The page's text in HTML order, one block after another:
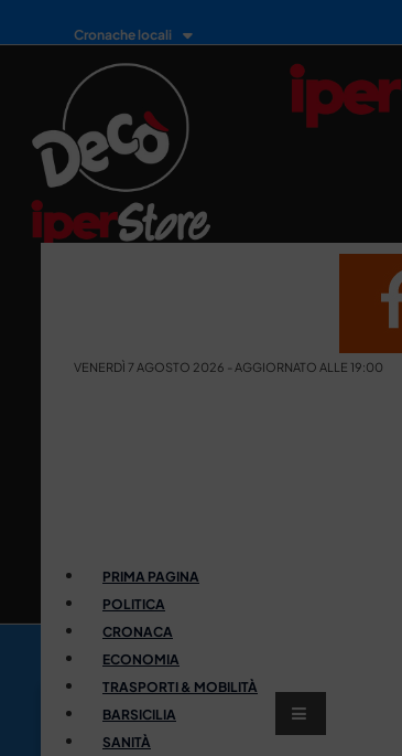
Cronache locali
VENERDÌ 7 AGOSTO 2026 - AGGIORNATO ALLE 19:00
PRIMA PAGINA
POLITICA
CRONACA
ECONOMIA
TRASPORTI & MOBILITÀ
BARSICILIA
SANITÀ